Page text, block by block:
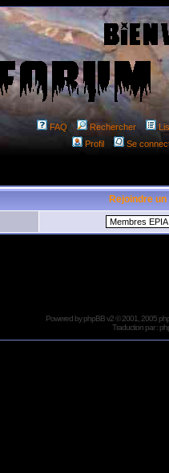
FAQ Rechercher
Profil
Se
Rejoindre un
Powered byphpBBv2 © 2001, 2005
Traduction par :